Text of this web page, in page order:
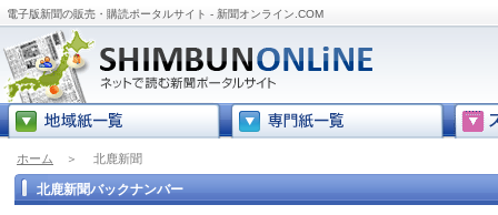
電子版新聞の販売・購読ポータルサイト - 新聞オンライン.COM
ホーム ＞ 北鹿新聞
北鹿新聞バックナンバー